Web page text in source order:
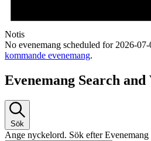
Notis
No evenemang scheduled for 2026-
kommande evenemang.
Evenemang Search
Sök
Ange nyckelord. Sök efter